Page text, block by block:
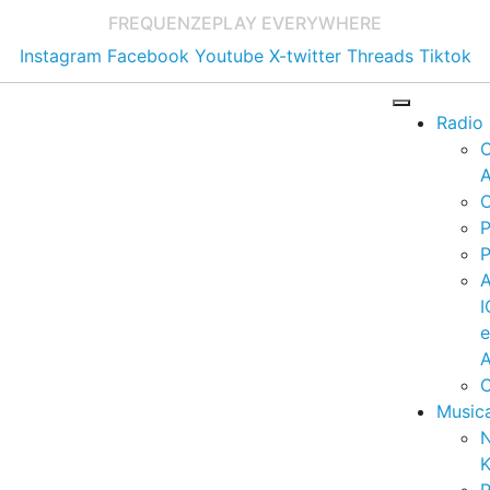
FREQUENZEPLAY EVERYWHERE
Instagram Facebook Youtube X-twitter Threads Tiktok
Radio
e